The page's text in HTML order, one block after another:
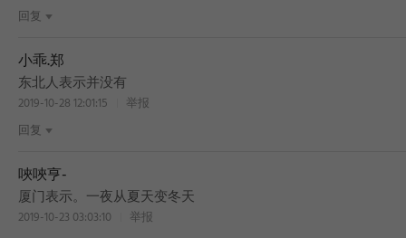
回复
小乖.郑
东北人表示并没有
2019-10-28 12:01:15
举报
回复
唊唊亨-
厦门表示。一夜从夏天变冬天
2019-10-23 03:03:10
举报